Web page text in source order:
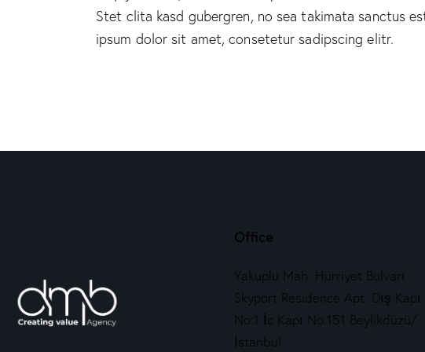
Stet clita kasd gubergren, no sea takimata sanctus
ipsum dolor sit amet, consetetur sadipscing elitr.
Office
Yakuplu Mah. Hürriyet Bulvarı
Skyport Residence Apt. Dış Kapı
No:1 İç Kapı No:151 Beylikdüzü/
İstanbul